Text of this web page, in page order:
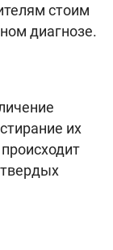
стоим
диагнозе.
их